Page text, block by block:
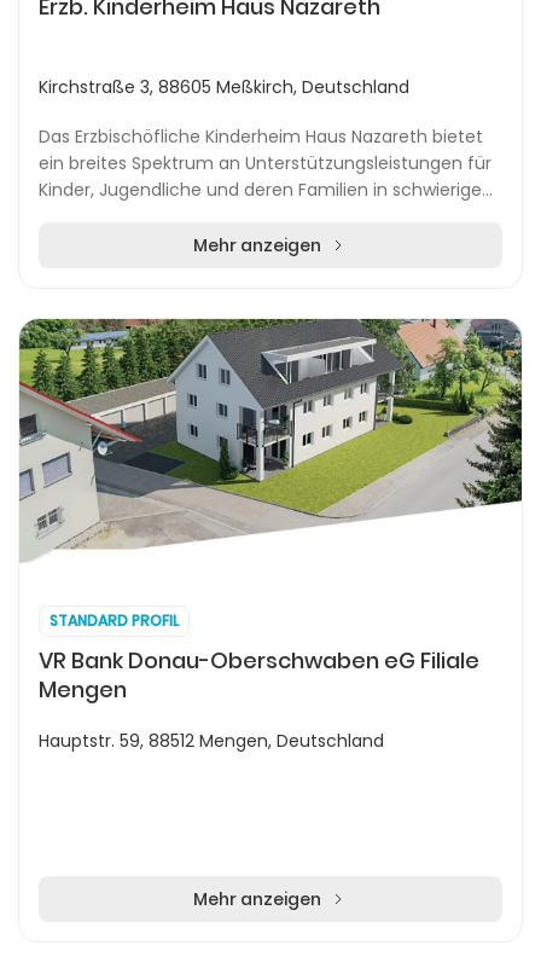
Erzb. Kinderheim Haus Nazareth
Kirchstraße 3, 88605 Meßkirch, Deutschland
Das Erzbischöfliche Kinderheim Haus Nazareth bietet
ein breites Spektrum an Unterstützungsleistungen für
Kinder, Jugendliche und deren Familien in schwierigen
Mehr anzeigen
STANDARD PROFIL
VR Bank Donau-Oberschwaben eG Filiale
Mengen
Hauptstr. 59, 88512 Mengen, Deutschland
Mehr anzeigen